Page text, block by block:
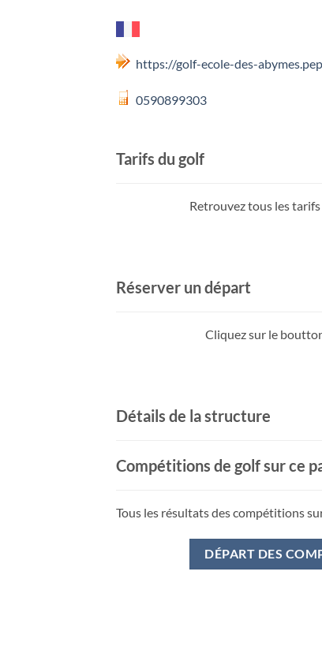
https://golf-ecole-des-
0590899303
Tarifs du golf
Retrouvez tous les
Réserver un départ
Cliquez sur le
Détails de la structure
Compétitions de golf sur ce
Tous les résultats des compétitions
DÉPART DES